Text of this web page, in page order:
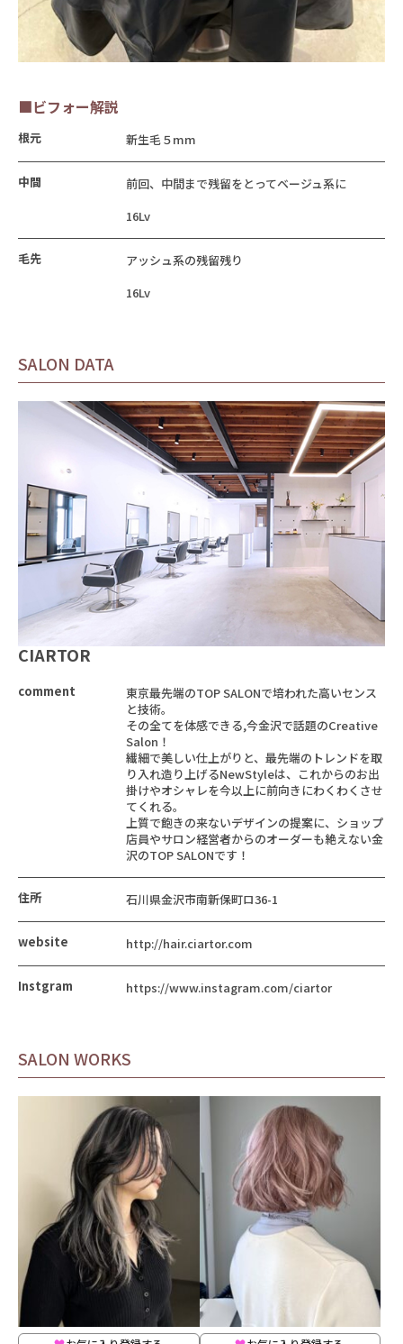
■ビフォー解説
根元 新生毛５mm
中間
前回、中間まで残留をとってベージュ系に
16Lv
毛先
アッシュ系の残留残り
16Lv
SALON DATA
CIARTOR
comment
東京最先端のTOP SALONで培われた高いセンス
と技術。
その全てを体感できる,今金沢で話題のCreative
Salon！
繊細で美しい仕上がりと、最先端のトレンドを取
り入れ造り上げるNewStyleは、これからのお出
掛けやオシャレを今以上に前向きにわくわくさせ
てくれる。
上質で飽きの来ないデザインの提案に、ショップ
店員やサロン経営者からのオーダーも絶えない金
沢のTOP SALONです！
住所 石川県金沢市南新保町ロ36-1
website http://hair.ciartor.com
Instgram https://www.instagram.com/ciartor
SALON WORKS